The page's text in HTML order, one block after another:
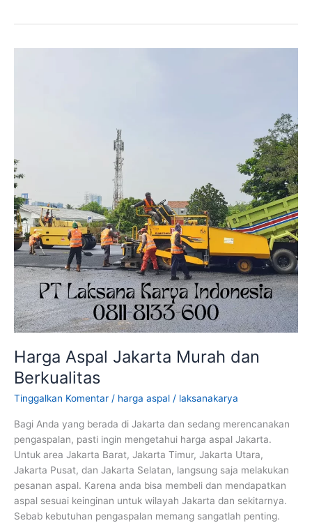
Berkualitas
Harga Aspal Jakarta Murah dan
Berkualitas
Tinggalkan Komentar / harga aspal / laksanakarya
Bagi Anda yang berada di Jakarta dan sedang merencanakan
pengaspalan, pasti ingin mengetahui harga aspal Jakarta.
Untuk area Jakarta Barat, Jakarta Timur, Jakarta Utara,
Jakarta Pusat, dan Jakarta Selatan, langsung saja melakukan
pesanan aspal. Karena anda bisa membeli dan mendapatkan
aspal sesuai keinginan untuk wilayah Jakarta dan sekitarnya.
Sebab kebutuhan pengaspalan memang sangatlah penting.